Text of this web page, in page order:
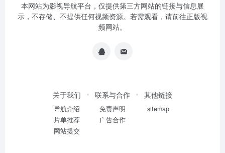
本网站为影视导航平台，仅提供第三方网站的链接与信息展
示，不存储、不提供任何视频资源。若需观看，请前往正版视
频网站。
关于我们
导航介绍
片单推荐
网站提交
联系与合作
免责声明
广告合作
其他链接
sitemap